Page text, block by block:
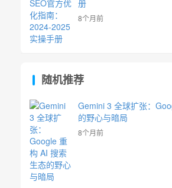
册
8个月前
随机推荐
Gemini 3 全球扩张：
的野心与暗局
8个月前